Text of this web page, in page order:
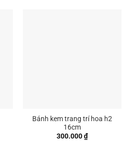
Bánh kem trang trí hoa h2
16cm
300.000₫